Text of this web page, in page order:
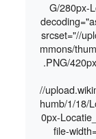
G/280px-
srcset="//
mmons/
.PNG/
//
humb/1/18/
0px-
file-